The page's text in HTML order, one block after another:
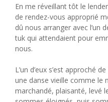
En me réveillant tôt le
de rendez-vous approprié
dû nous arranger avec l’un
tuk qui attendaient pour
nous.
L’un d’eux s’est approché
une danse vieille comme le
marchandé, plaisanté, levé